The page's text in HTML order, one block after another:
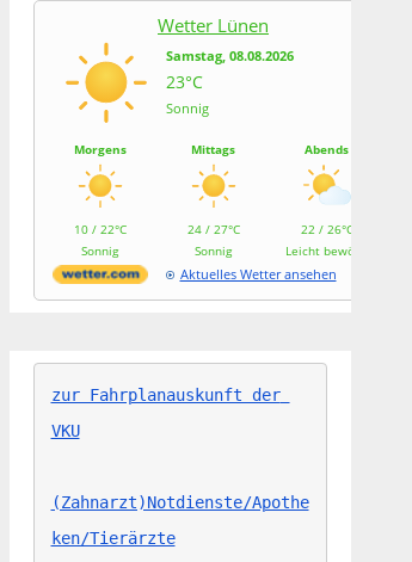
Wetter Lünen
Samstag, 08.08.2026
23°C
Sonnig
Morgens
10 / 22°C
Sonnig
Mittags
24 / 27°C
Sonnig
Abends
22 / 26°C
Leicht bewölkt
Aktuelles Wetter ansehen
zur Fahrplanauskunft der
VKU
(Zahnarzt)Notdienste/Apothe
ken/Tierärzte